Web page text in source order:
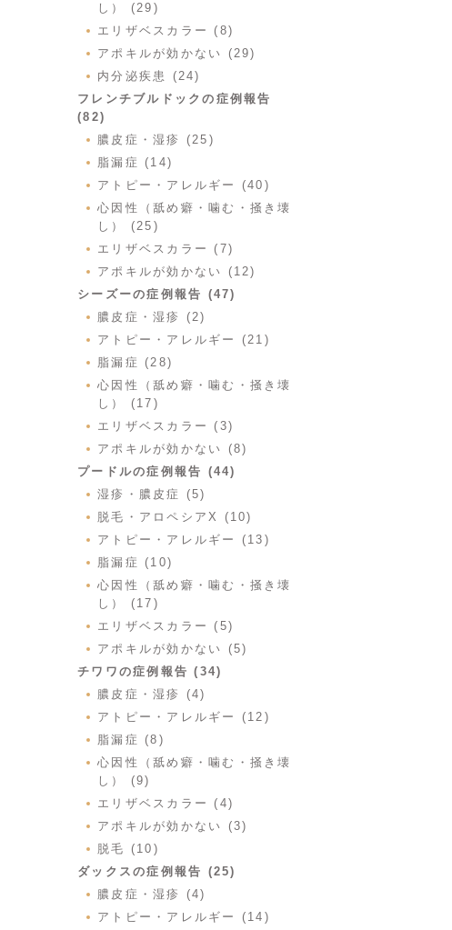
し） (29)
エリザベスカラー (8)
アポキルが効かない (29)
内分泌疾患 (24)
フレンチブルドックの症例報告
(82)
膿皮症・湿疹 (25)
脂漏症 (14)
アトピー・アレルギー (40)
心因性（舐め癖・噛む・掻き壊
し） (25)
エリザベスカラー (7)
アポキルが効かない (12)
シーズーの症例報告 (47)
膿皮症・湿疹 (2)
アトピー・アレルギー (21)
脂漏症 (28)
心因性（舐め癖・噛む・掻き壊
し） (17)
エリザベスカラー (3)
アポキルが効かない (8)
プードルの症例報告 (44)
湿疹・膿皮症 (5)
脱毛・アロペシアX (10)
アトピー・アレルギー (13)
脂漏症 (10)
心因性（舐め癖・噛む・掻き壊
し） (17)
エリザベスカラー (5)
アポキルが効かない (5)
チワワの症例報告 (34)
膿皮症・湿疹 (4)
アトピー・アレルギー (12)
脂漏症 (8)
心因性（舐め癖・噛む・掻き壊
し） (9)
エリザベスカラー (4)
アポキルが効かない (3)
脱毛 (10)
ダックスの症例報告 (25)
膿皮症・湿疹 (4)
アトピー・アレルギー (14)